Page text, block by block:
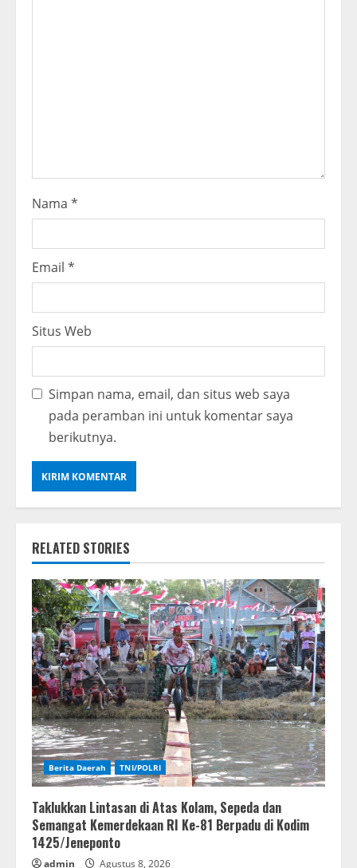
g
Nama *
Email *
Situs Web
Simpan nama, email, dan situs web saya
pada peramban ini untuk komentar saya
berikutnya.
RELATED STORIES
Berita Daerah TNI/POLRI
Taklukkan Lintasan di Atas Kolam, Sepeda dan
Semangat Kemerdekaan RI Ke-81 Berpadu di Kodim
1425/Jeneponto
admin Agustus 8, 2026